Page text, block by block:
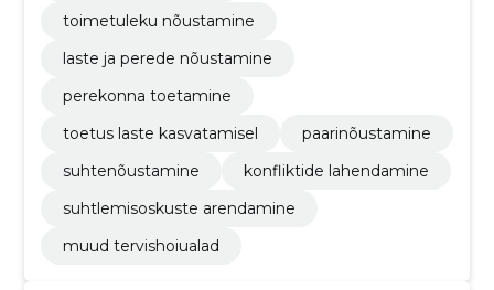
toimetuleku nõustamine
laste ja perede nõustamine
perekonna toetamine
toetus laste kasvatamisel
paarinõustamine
suhtenõustamine
konfliktide lahendamine
suhtlemisoskuste arendamine
muud tervishoiualad